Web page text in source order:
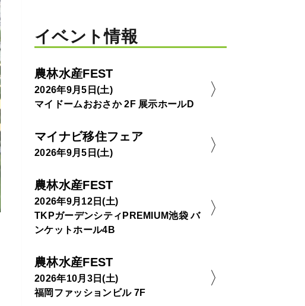
イベント情報
農林水産FEST
2026年9月5日(土)
マイドームおおさか 2F 展示ホールD
マイナビ移住フェア
2026年9月5日(土)
農林水産FEST
2026年9月12日(土)
TKPガーデンシティPREMIUM池袋 バ
ンケットホール4B
農林水産FEST
2026年10月3日(土)
福岡ファッションビル 7F